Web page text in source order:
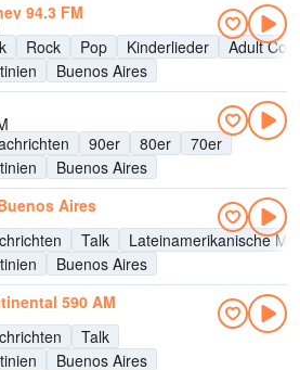
94.3 FM
Rock Pop Kinderlieder
Adult
Buenos Aires
90er 80er
70er
Buenos Aires
Aires
Talk
Lateinamerikanische
Buenos Aires
590 AM
Talk
Buenos Aires